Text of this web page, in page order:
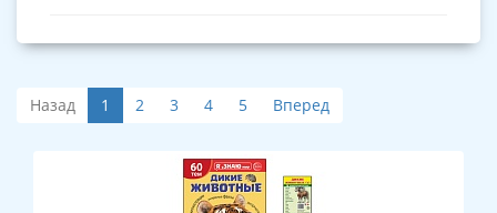
Назад 1 2 3 4 5 Вперед